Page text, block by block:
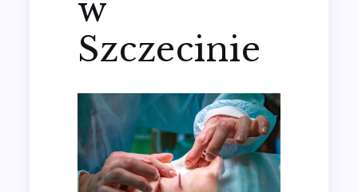
w
Szczecinie